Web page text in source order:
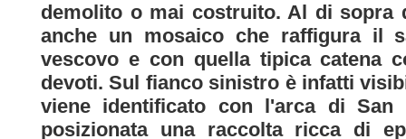
demolito o mai costruito. Al di sopra
anche un mosaico che raffigura il
vescovo e con quella tipica catena
devoti. Sul fianco sinistro è infatti
viene identificato con l'arca di
posizionata una raccolta ricca di